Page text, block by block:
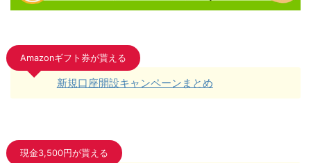
Amazonギフト券が貰える
新規口座開設キャンペーンまとめ
現金3,500円が貰える